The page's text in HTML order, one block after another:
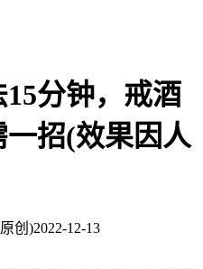
分钟，戒酒
招(效果因人
创)2022-12-13